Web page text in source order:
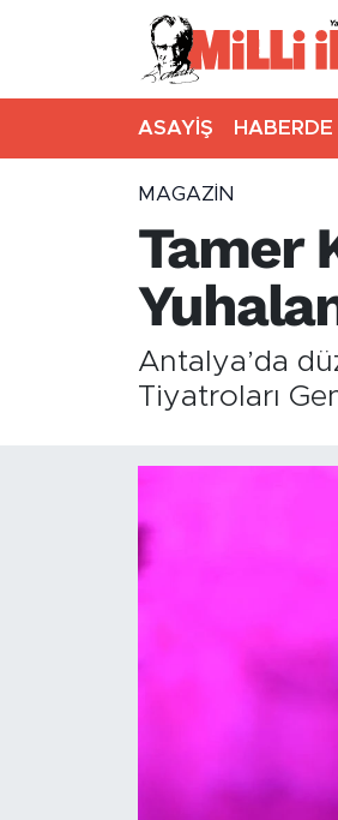
ASAYİŞ HABERDE
MAGAZİN
Tamer
Antalya’da
Tiyatroları